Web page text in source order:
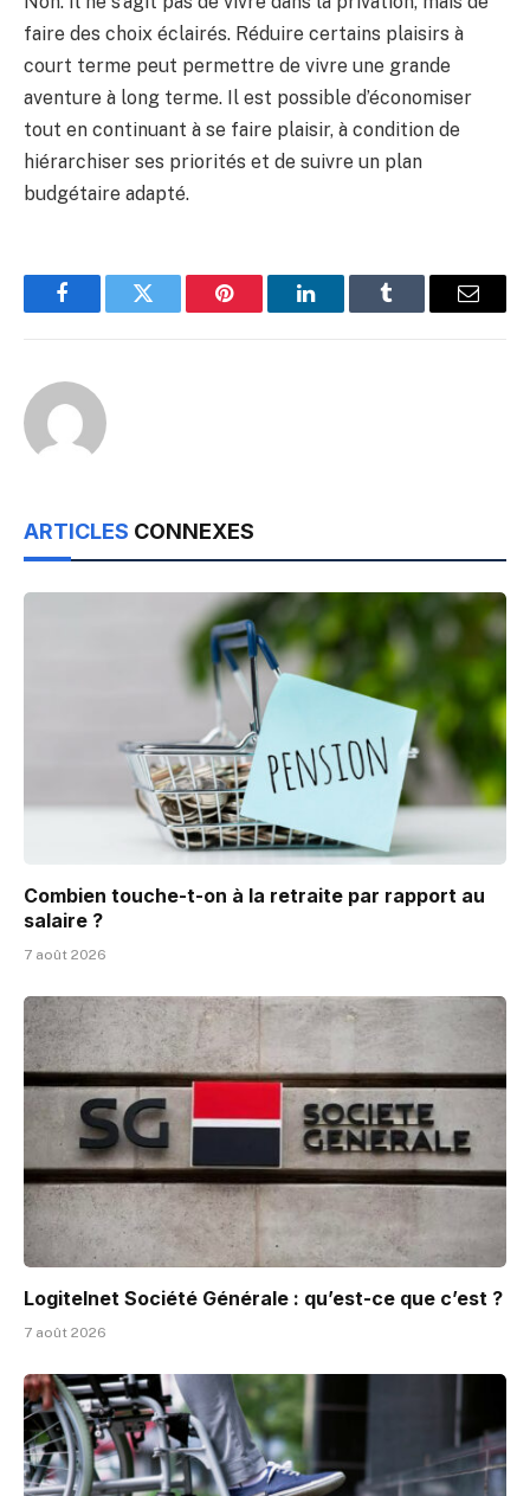
faire des choix éclairés. Réduire certains plaisirs à
court terme peut permettre de vivre une grande
aventure à long terme. Il est possible d’économiser
tout en continuant à se faire plaisir, à condition de
hiérarchiser ses priorités et de suivre un plan
budgétaire adapté.
FacebookTwitter Pinterest LinkedInTumblr Email
ARTICLES CONNEXES
Combien touche-t-on à la retraite par rapport au
salaire ?
7 août 2026
Logitelnet Société Générale : qu’est-ce que c’est ?
7 août 2026